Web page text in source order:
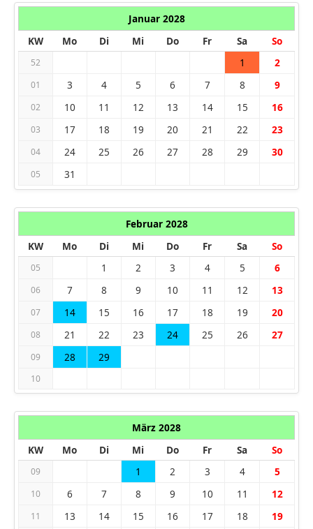
Januar 2028
KW
Mo Di Mi Do Fr Sa So
52 1 2
01 3 4 5 6 7 8 9
02 10 11 12 13 14 15 16
03 17 18 19 20 21 22 23
04 24 25 26 27 28 29 30
05 31
Februar 2028
KW
Mo Di Mi Do Fr Sa So
05 1 2 3 4 5 6
06 7 8 9 10 11 12 13
07 14 15 16 17 18 19 20
08 21 22 23 24 25 26 27
09 28 29
10
März 2028
KW
Mo Di Mi Do Fr Sa So
09 1 2 3 4 5
10 6 7 8 9 10 11 12
11 13 14 15 16 17 18 19